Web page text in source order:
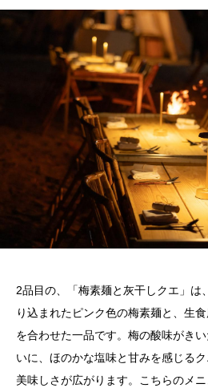
2品目の、「梅素麺と灰干しクエ」は
り込まれたピンク色の梅素麺と、生
を合わせた一品です。梅の酸味がき
いに、ほのかな塩味と甘みを感じる
美味しさが広がります。こちらのメ